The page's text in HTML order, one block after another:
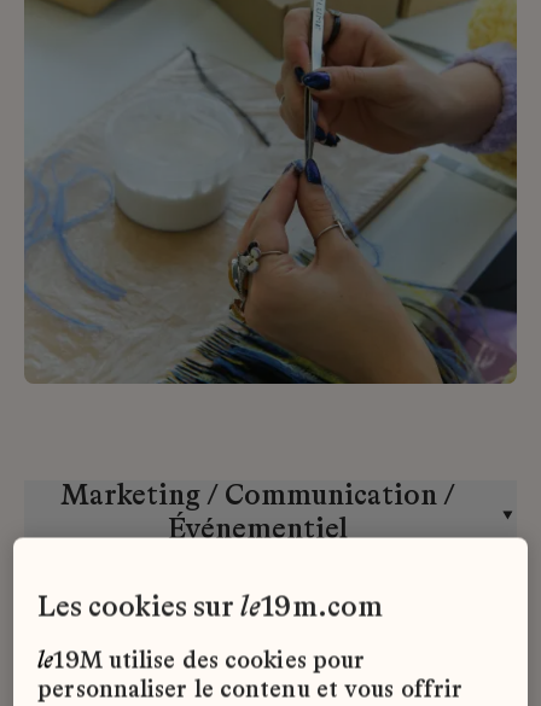
Marketing / Communication /
Événementiel
Alternance
Effacer les filtres (3) x
les cookies surle19m.com
le19M utilise des cookies pour
personnaliser le contenu et vous offrir